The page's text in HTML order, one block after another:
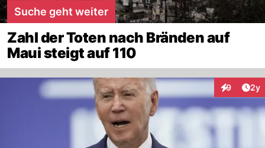
Suche geht weiter
Zahl der Toten nach Bränden auf
Maui steigt auf 110
9 2y